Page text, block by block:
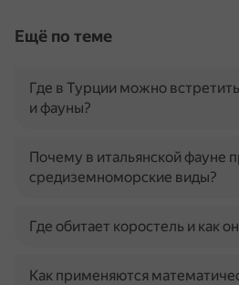
Ещё по теме
Где в Турции можно
и фауны?
Почему в итальянской фауне
средиземноморские виды?
Где обитает коростель и как
Как применяются